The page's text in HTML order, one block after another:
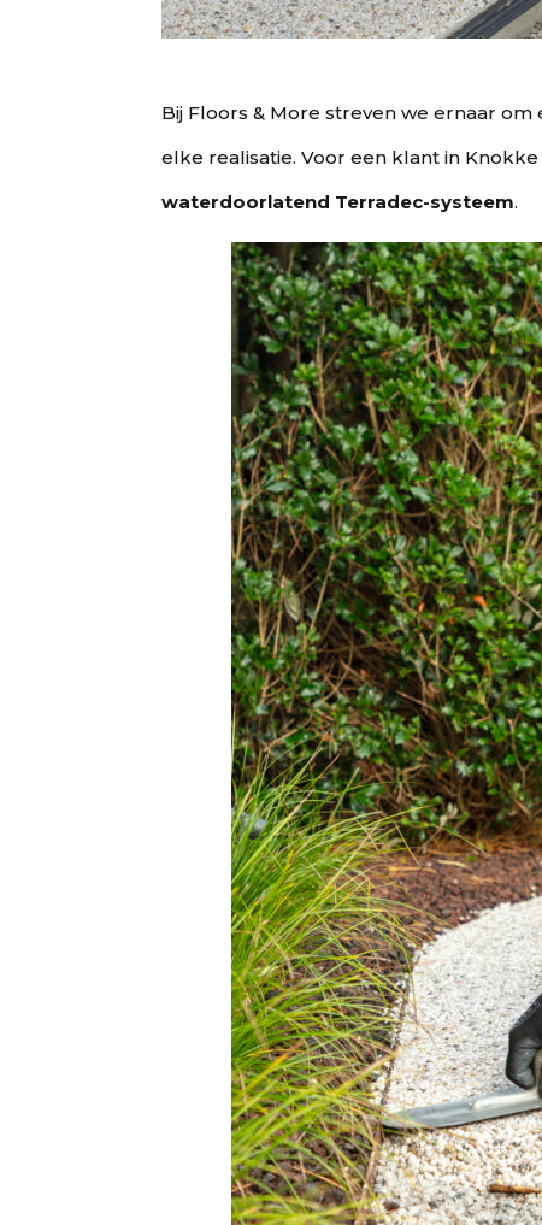
Bij Floors & More streven we ernaar om
elke realisatie. Voor een klant in
waterdoorlatend Terradec-systeem.